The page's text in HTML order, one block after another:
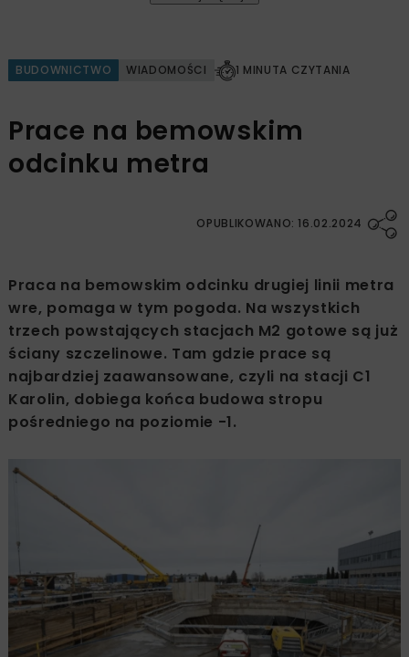
BUDOWNICTWO WIADOMOŚCI 1 MINUTA CZYTANIA
Prace na bemowskim
odcinku metra
OPUBLIKOWANO: 16.02.2024
Praca na bemowskim odcinku drugiej linii metra
wre, pomaga w tym pogoda. Na wszystkich
trzech powstających stacjach M2 gotowe są już
ściany szczelinowe. Tam gdzie prace są
najbardziej zaawansowane, czyli na stacji C1
Karolin, dobiega końca budowa stropu
pośredniego na poziomie -1.